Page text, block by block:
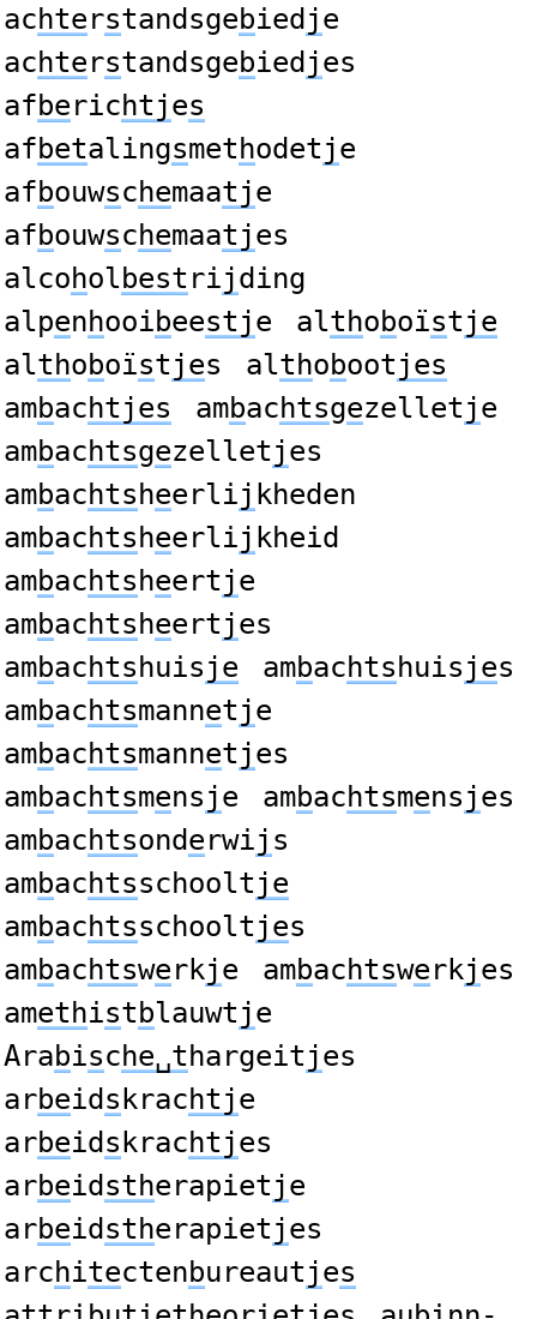
achterstandsgebied je
achterstandsgebied jes
afberichtjes
afbetalingsmethodetje
afbouwschemaatje
afbouwschemaatjes
alcoholbestrijding
alpenhooibeestje althoboïstje
althoboïstjes althobootjes
ambachtjes ambachtsgezelletje
ambachtsgezelletjes
ambachts heerlij kheden
ambachts heerlij kheid
ambachts heertje
ambachts heertjes
ambachts huisje ambachts huisjes
ambachtsmannetje
ambachtsmannetjes
ambachtsmensje ambachtsmensjes
ambachtsonderwij s
ambachtsschooltje
ambachtsschooltjes
ambachtswerkje ambachtswerkjes
amethistblauwtje
Arabische␣thargeitjes
arbeid s krachtje
arbeid s krachtjes
arbeid stherapietje
arbeid stherapietjes
architectenbureautjes